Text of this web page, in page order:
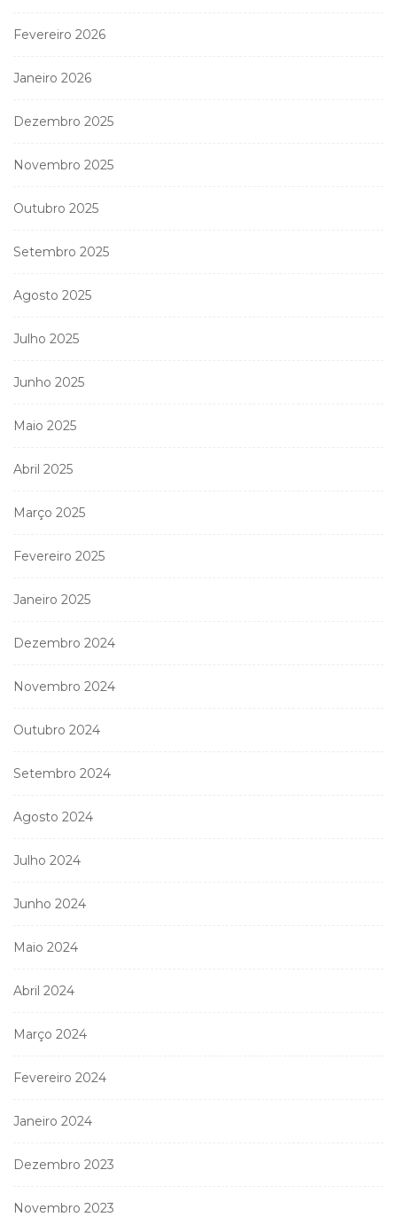
Fevereiro 2026
Janeiro 2026
Dezembro 2025
Novembro 2025
Outubro 2025
Setembro 2025
Agosto 2025
Julho 2025
Junho 2025
Maio 2025
Abril 2025
Março 2025
Fevereiro 2025
Janeiro 2025
Dezembro 2024
Novembro 2024
Outubro 2024
Setembro 2024
Agosto 2024
Julho 2024
Junho 2024
Maio 2024
Abril 2024
Março 2024
Fevereiro 2024
Janeiro 2024
Dezembro 2023
Novembro 2023